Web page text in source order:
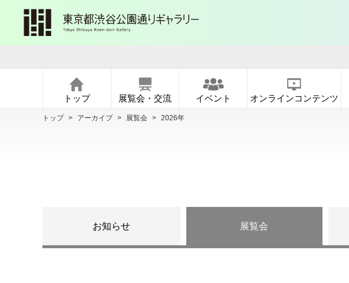
トップ 展覧会・交流 イベント オンラインコンテンツ
トップ > アーカイブ > 展覧会 > 2026年
お知らせ 展覧会